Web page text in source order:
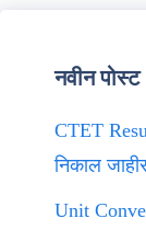
नवीन पोस्ट
CTET
निकाल
Unit